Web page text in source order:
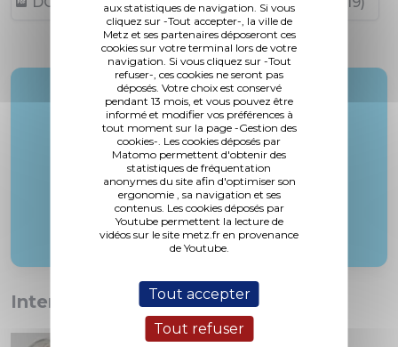
aux statistiques de navigation. Si vous
cliquez sur -Tout accepter-, la ville de
Metz et ses partenaires déposeront ces
cookies sur votre terminal lors de votre
navigation. Si vous cliquez sur -Tout
refuser-, ces cookies ne seront pas
déposés. Votre choix est conservé
pendant 13 mois, et vous pouvez être
informé et modifier vos préférences à
tout moment sur la page -Gestion des
cookies-. Les cookies déposés par
Matomo permettent d'obtenir des
statistiques de fréquentation
anonymes du site afin d'optimiser son
ergonomie , sa navigation et ses
contenus. Les cookies déposés par
Youtube permettent la lecture de
vidéos sur le site metz.fr en provenance
de Youtube.
Tout accepter
Tout refuser
Rapporteur :
M. Gros
Interventions :